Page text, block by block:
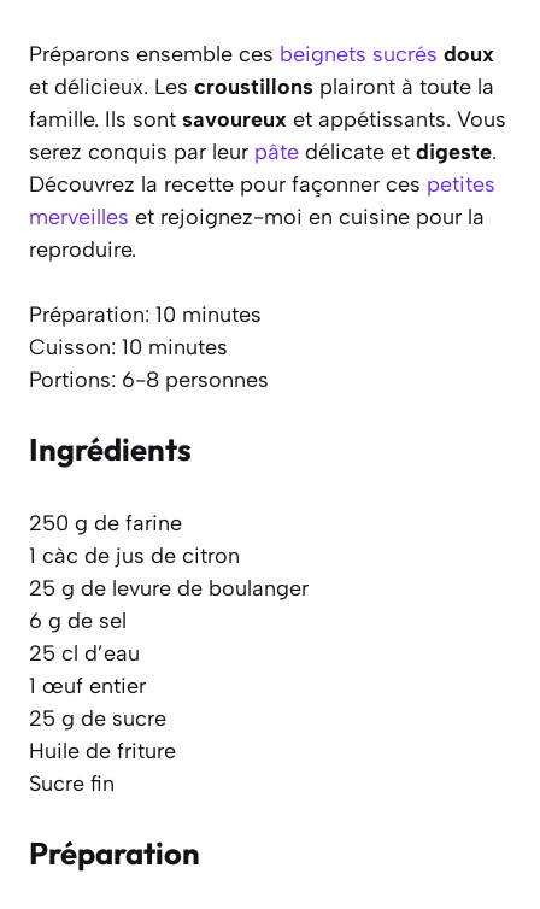
Préparons ensemble ces beignets sucrés doux
et délicieux. Les croustillons plairont à toute la
famille. Ils sont savoureux et appétissants. Vous
serez conquis par leur pâte délicate et digeste.
Découvrez la recette pour façonner ces petites
merveilles et rejoignez-moi en cuisine pour la
reproduire.
Préparation: 10 minutes
Cuisson: 10 minutes
Portions: 6-8 personnes
Ingrédients
250 g de farine
1 càc de jus de citron
25 g de levure de boulanger
6 g de sel
25 cl d’eau
1 œuf entier
25 g de sucre
Huile de friture
Sucre fin
Préparation